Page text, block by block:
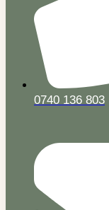
0740 136 803